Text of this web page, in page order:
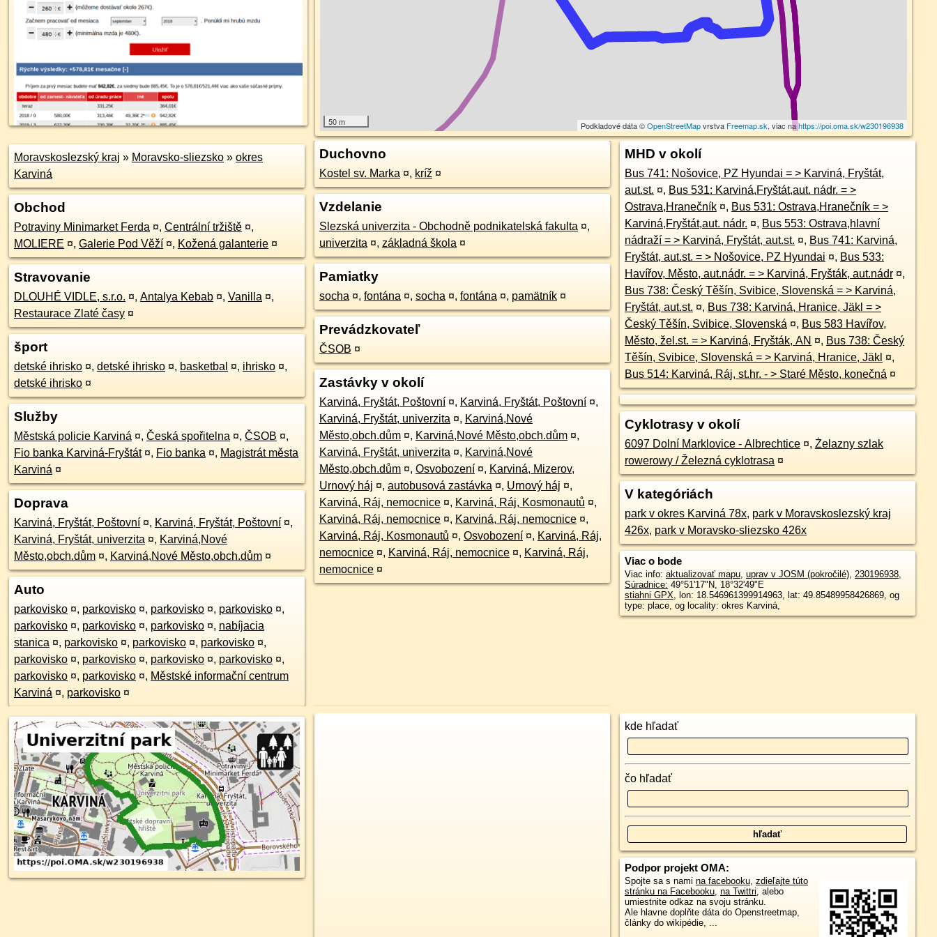
50 m Podkladové dáta ©OpenStreetMapvrstva Freemap.sk, viac nahttps://poi.oma.sk/w230196938
Moravskoslezský kraj » Moravsko-sliezsko » okres
Karviná
Obchod
Potraviny Minimarket Ferda ¤, Centrální tržiště ¤,
MOLIERE ¤, Galerie Pod Věží ¤, Kožená galanterie ¤
Stravovanie
DLOUHÉ VIDLE, s.r.o. ¤, Antalya Kebab ¤, Vanilla ¤,
Restaurace Zlaté časy ¤
šport
detské ihrisko ¤, detské ihrisko ¤, basketbal ¤, ihrisko ¤,
detské ihrisko ¤
Služby
Městská policie Karviná ¤, Česká spořitelna ¤, ČSOB ¤,
Fio banka Karviná-Fryštát ¤, Fio banka ¤, Magistrát města
Karviná ¤
Doprava
Karviná, Fryštát, Poštovní ¤, Karviná, Fryštát, Poštovní ¤,
Karviná, Fryštát, univerzita ¤, Karviná,Nové
Město,obch.dům ¤, Karviná,Nové Město,obch.dům ¤
Auto
parkovisko ¤, parkovisko ¤, parkovisko ¤, parkovisko ¤,
parkovisko ¤, parkovisko ¤, parkovisko ¤, nabíjacia
stanica ¤, parkovisko ¤, parkovisko ¤, parkovisko ¤,
parkovisko ¤, parkovisko ¤, parkovisko ¤, parkovisko ¤,
parkovisko ¤, parkovisko ¤, Městské informační centrum
Karviná ¤, parkovisko ¤
Duchovno
Kostel sv. Marka ¤, kríž ¤
Vzdelanie
Slezská univerzita - Obchodně podnikatelská fakulta ¤,
univerzita ¤, základná škola ¤
Pamiatky
socha ¤, fontána ¤, socha ¤, fontána ¤, pamätník ¤
Prevádzkovateľ
ČSOB ¤
Zastávky v okolí
Karviná, Fryštát, Poštovní ¤, Karviná, Fryštát, Poštovní ¤,
Karviná, Fryštát, univerzita ¤, Karviná,Nové
Město,obch.dům ¤, Karviná,Nové Město,obch.dům ¤,
Karviná, Fryštát, univerzita ¤, Karviná,Nové
Město,obch.dům ¤, Osvobození ¤, Karviná, Mizerov,
Urnový háj ¤, autobusová zastávka ¤, Urnový háj ¤,
Karviná, Ráj, nemocnice ¤, Karviná, Ráj, Kosmonautů ¤,
Karviná, Ráj, nemocnice ¤, Karviná, Ráj, nemocnice ¤,
Karviná, Ráj, Kosmonautů ¤, Osvobození ¤, Karviná, Ráj,
nemocnice ¤, Karviná, Ráj, nemocnice ¤, Karviná, Ráj,
nemocnice ¤
MHD v okolí
Bus 741: Nošovice, PZ Hyundai = > Karviná, Fryštát,
aut.st. ¤, Bus 531: Karviná,Fryštát,aut. nádr. = >
Ostrava,Hranečník ¤, Bus 531: Ostrava,Hranečník = >
Karviná,Fryštát,aut. nádr. ¤, Bus 553: Ostrava,hlavní
nádraží = > Karviná, Fryštát, aut.st. ¤, Bus 741: Karviná,
Fryštát, aut.st. = > Nošovice, PZ Hyundai ¤, Bus 533:
Havířov, Město, aut.nádr. = > Karviná, Fryšták, aut.nádr ¤,
Bus 738: Český Těšín, Svibice, Slovenská = > Karviná,
Fryštát, aut.st. ¤, Bus 738: Karviná, Hranice, Jäkl = >
Český Těšín, Svibice, Slovenská ¤, Bus 583 Havířov,
Město, žel.st. = > Karviná, Fryšták, AN ¤, Bus 738: Český
Těšín, Svibice, Slovenská = > Karviná, Hranice, Jäkl ¤,
Bus 514: Karviná, Ráj, st.hr. - > Staré Město, konečná ¤
Cyklotrasy v okolí
6097 Dolní Marklovice - Albrechtice ¤, Żelazny szlak
rowerowy / Železná cyklotrasa ¤
V kategóriách
park v okres Karviná 78x, park v Moravskoslezský kraj
426x, park v Moravsko-sliezsko 426x
Viac o bode
Viac info: aktualizovať mapu, uprav v JOSM (pokročilé), 230196938,
Súradnice: 49°51'17"N, 18°32'49"E
stiahni GPX, lon: 18.546961399914963, lat: 49.85489958426869, og
type: place, og locality: okres Karviná,
kde hľadať
čo hľadať
Podpor projekt OMA:
Spojte sa s nami na facebooku, zdieľajte túto
stránku na Facebooku, na Twittri, alebo
umiestnite odkaz na svoju stránku.
Ale hlavne doplňte dáta do Openstreetmap,
články do wikipédie, ...